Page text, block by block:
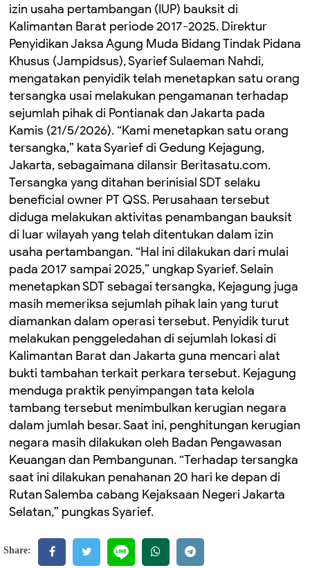
izin usaha pertambangan (IUP) bauksit di
Kalimantan Barat periode 2017-2025. Direktur
Penyidikan Jaksa Agung Muda Bidang Tindak Pidana
Khusus (Jampidsus), Syarief Sulaeman Nahdi,
mengatakan penyidik telah menetapkan satu orang
tersangka usai melakukan pengamanan terhadap
sejumlah pihak di Pontianak dan Jakarta pada
Kamis (21/5/2026). “Kami menetapkan satu orang
tersangka,” kata Syarief di Gedung Kejagung,
Jakarta, sebagaimana dilansir Beritasatu.com.
Tersangka yang ditahan berinisial SDT selaku
beneficial owner PT QSS. Perusahaan tersebut
diduga melakukan aktivitas penambangan bauksit
di luar wilayah yang telah ditentukan dalam izin
usaha pertambangan. “Hal ini dilakukan dari mulai
pada 2017 sampai 2025,” ungkap Syarief. Selain
menetapkan SDT sebagai tersangka, Kejagung juga
masih memeriksa sejumlah pihak lain yang turut
diamankan dalam operasi tersebut. Penyidik turut
melakukan penggeledahan di sejumlah lokasi di
Kalimantan Barat dan Jakarta guna mencari alat
bukti tambahan terkait perkara tersebut. Kejagung
menduga praktik penyimpangan tata kelola
tambang tersebut menimbulkan kerugian negara
dalam jumlah besar. Saat ini, penghitungan kerugian
negara masih dilakukan oleh Badan Pengawasan
Keuangan dan Pembangunan. “Terhadap tersangka
saat ini dilakukan penahanan 20 hari ke depan di
Rutan Salemba cabang Kejaksaan Negeri Jakarta
Selatan,” pungkas Syarief.
Share: